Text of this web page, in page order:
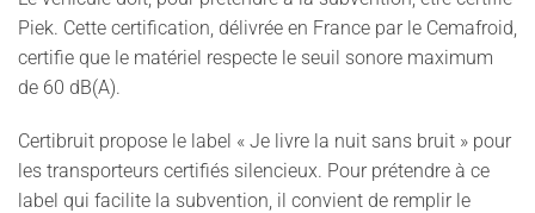
Piek. Cette certification, délivrée en France par le Cemafroid,
certifie que le matériel respecte le seuil sonore maximum
de 60 dB(A).
Certibruit propose le label « Je livre la nuit sans bruit » pour
les transporteurs certifiés silencieux. Pour prétendre à ce
label qui facilite la subvention, il convient de remplir le